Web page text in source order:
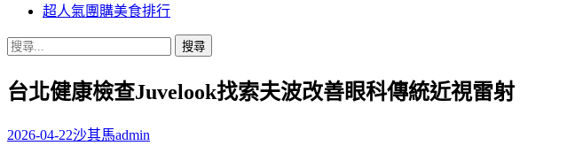
超人氣團購美食排行
搜
關
字:
台北健康檢查Juvelook找索夫波改善眼科傳統近視雷射
2026-04-22沙其馬admin